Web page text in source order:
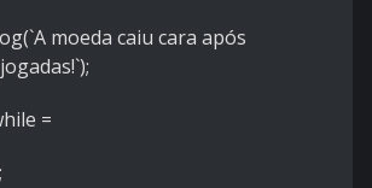
`A moeda caiu cara após
);
=